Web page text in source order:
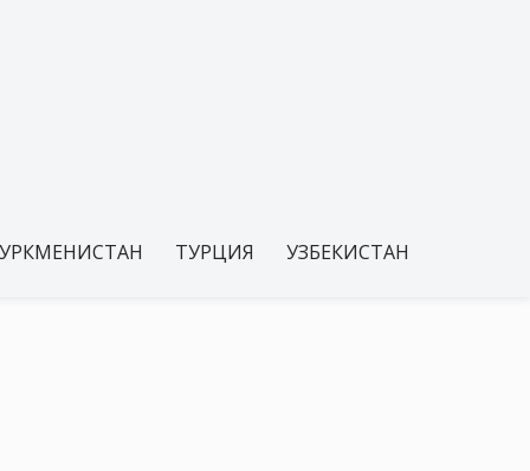
ТУРЦИЯ УЗБЕКИСТАН